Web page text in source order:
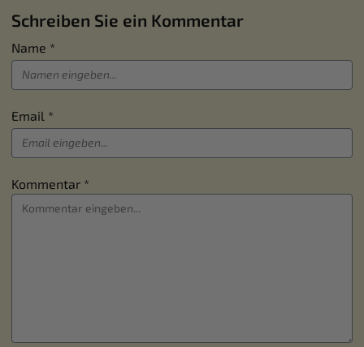
Schreiben Sie ein Kommentar
Name *
Email *
Kommentar *